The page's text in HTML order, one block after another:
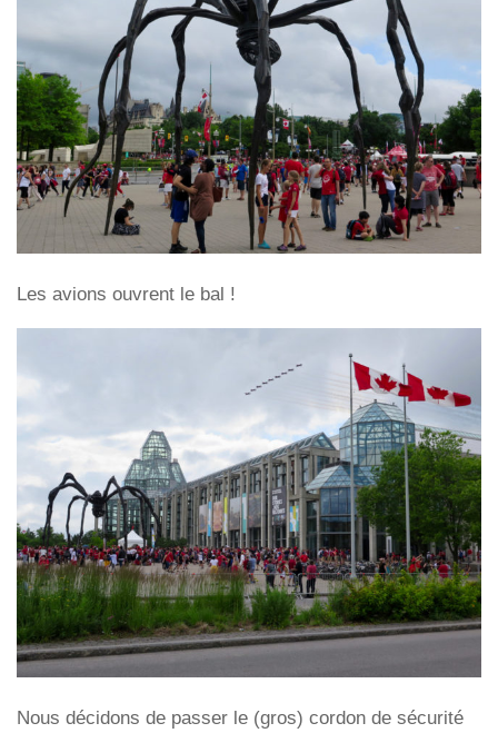
Les avions ouvrent le bal !
Nous décidons de passer le (gros) cordon de sécurité